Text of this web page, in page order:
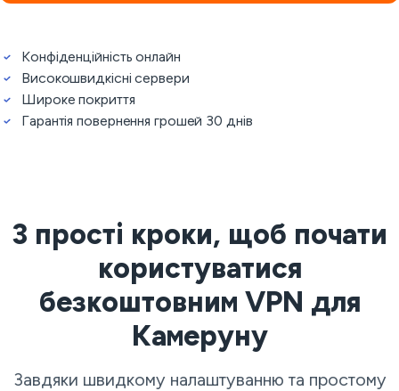
Конфіденційність онлайн
Високошвидкісні сервери
Широке покриття
Гарантія повернення грошей 30 днів
3 прості кроки, щоб почати
користуватися
безкоштовним VPN для
Камеруну
Завдяки швидкому налаштуванню та простому